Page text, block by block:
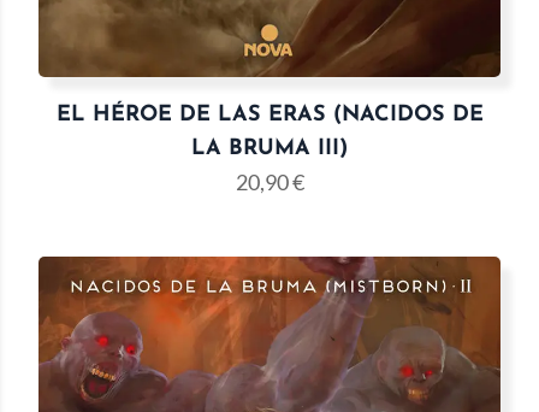
EL HÉROE DE LAS ERAS (NACIDOS DE
LA BRUMA III)
20,90€